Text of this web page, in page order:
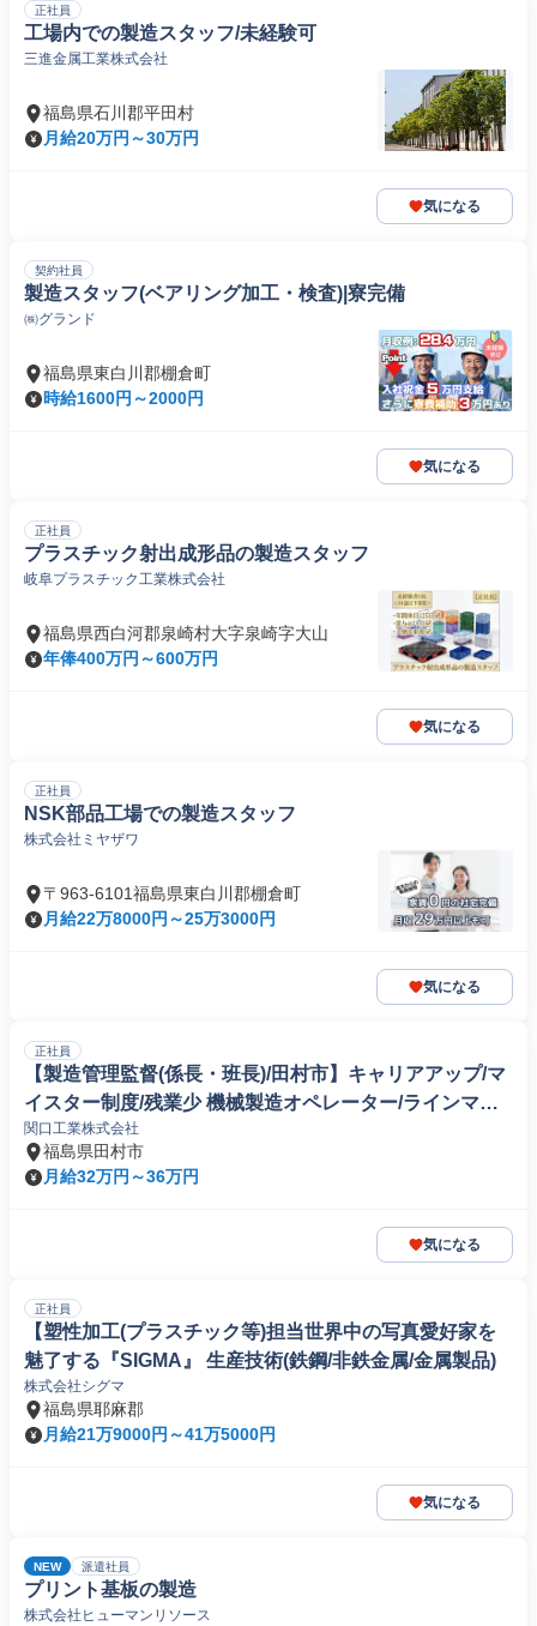
正社員
工場内での製造スタッフ/未経験可
三進金属工業株式会社
福島県石川郡平田村
月給20万円～30万円
気になる
契約社員
製造スタッフ(ベアリング加工・検査)|寮完備
㈱グランド
福島県東白川郡棚倉町
時給1600円～2000円
気になる
正社員
プラスチック射出成形品の製造スタッフ
岐阜プラスチック工業株式会社
福島県西白河郡泉崎村大字泉崎字大山
年俸400万円～600万円
気になる
正社員
NSK部品工場での製造スタッフ
株式会社ミヤザワ
〒963-6101福島県東白川郡棚倉町
月給22万8000円～25万3000円
気になる
正社員
【製造管理監督(係長・班長)/田村市】キャリアアップ/マ
イスター制度/残業少 機械製造オペレーター/ラインマネ
ージャー
関口工業株式会社
福島県田村市
月給32万円～36万円
気になる
正社員
【塑性加工(プラスチック等)担当世界中の写真愛好家を
魅了する『SIGMA』 生産技術(鉄鋼/非鉄金属/金属製品)
株式会社シグマ
福島県耶麻郡
月給21万9000円～41万5000円
気になる
NEW 派遣社員
プリント基板の製造
株式会社ヒューマンリソース